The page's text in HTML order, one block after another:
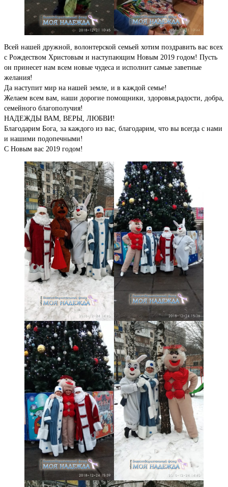
Всей нашей дружной, волонтерской семьей хотим поздравить вас всех
с Рождеством Христовым и наступающим Новым 2019 годом! Пусть
он принесет нам всем новые чудеса и исполнит самые заветные
желания!
Да наступит мир на нашей земле, и в каждой семье!
Желаем всем вам, наши дорогие помощники, здоровья,радости, добра,
семейного благополучия!
НАДЕЖДЫ ВАМ, ВЕРЫ, ЛЮБВИ!
Благодарим Бога, за каждого из вас, благодарим, что вы всегда с нами
и нашими подопечными!
С Новым вас 2019 годом!